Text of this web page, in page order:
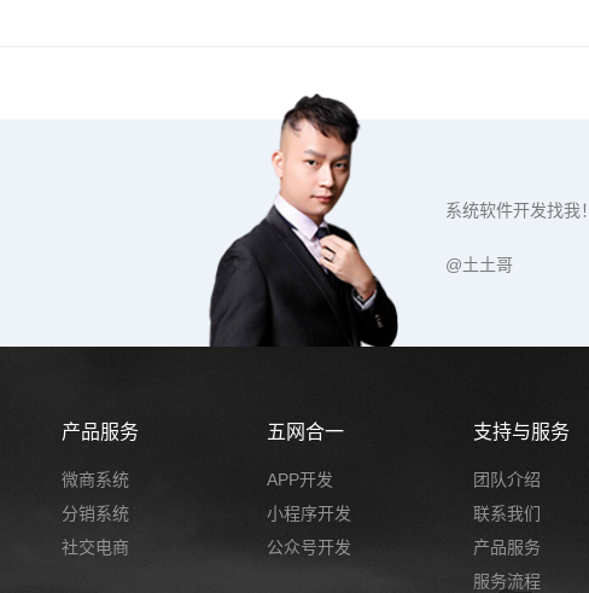
系统软件开发找我！
@土土哥
产品服务
微商系统
分销系统
社交电商
五网合一
APP开发
小程序开发
公众号开发
支持与服务
团队介绍
联系我们
产品服务
服务流程